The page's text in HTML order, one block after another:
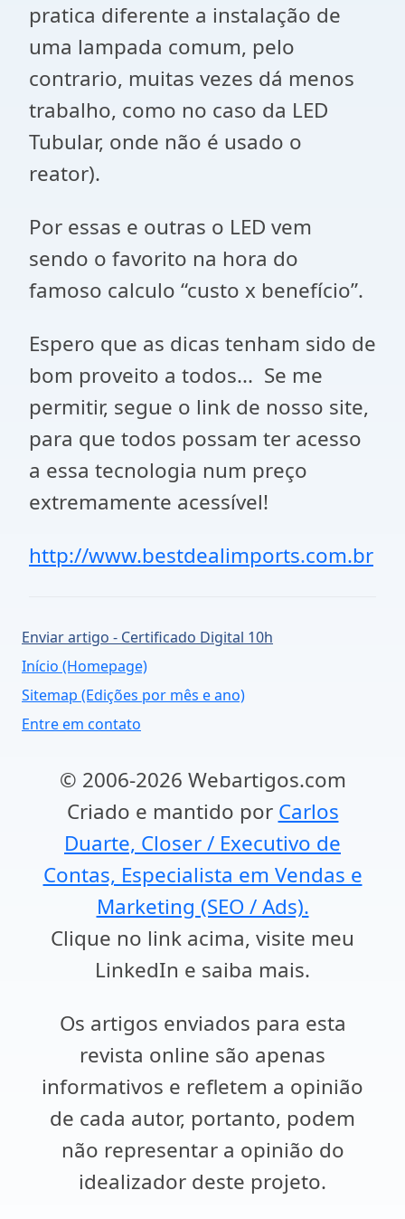
pratica diferente a instalação de
uma lampada comum, pelo
contrario, muitas vezes dá menos
trabalho, como no caso da LED
Tubular, onde não é usado o
reator).
Por essas e outras o LED vem
sendo o favorito na hora do
famoso calculo “custo x benefício”.
Espero que as dicas tenham sido de
bom proveito a todos... Se me
permitir, segue o link de nosso site,
para que todos possam ter acesso
a essa tecnologia num preço
extremamente acessível!
http://www.bestdealimports.com.br
Enviar artigo - Certificado Digital 10h
Início (Homepage)
Sitemap (Edições por mês e ano)
Entre em contato
© 2006-2026 Webartigos.com
Criado e mantido por Carlos
Duarte, Closer / Executivo de
Contas, Especialista em Vendas e
Marketing (SEO / Ads).
Clique no link acima, visite meu
LinkedIn e saiba mais.
Os artigos enviados para esta
revista online são apenas
informativos e refletem a opinião
de cada autor, portanto, podem
não representar a opinião do
idealizador deste projeto.